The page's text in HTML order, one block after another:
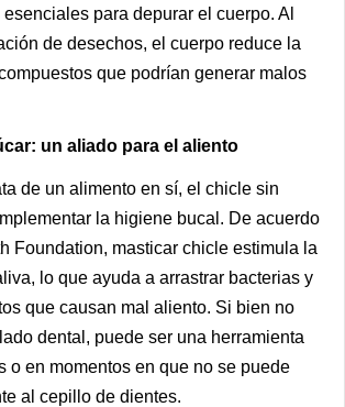
para depurar el cuerpo. Al
de desechos, el cuerpo reduce la
que podrían generar malos
un aliado para el aliento
de un alimento en sí, el chicle sin
la higiene bucal. De acuerdo
Foundation, masticar chicle estimula la
lo que ayuda a arrastrar bacterias y
que causan mal aliento. Si bien no
dental, puede ser una herramienta
o en momentos en que no se puede
al cepillo de dientes.